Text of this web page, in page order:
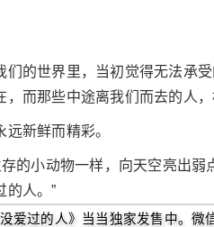
的世界里，当初觉得无法承
而那些中途离我们而去的人，
新鲜而精彩。
的小动物一样，向天空亮出
的人。”
爱过的人》当当独家发售中。微